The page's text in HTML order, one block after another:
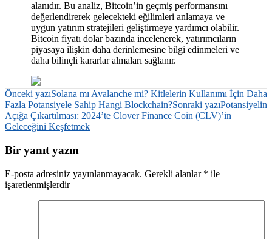
alanıdır. Bu analiz, Bitcoin’in geçmiş performansını
değerlendirerek gelecekteki eğilimleri anlamaya ve
uygun yatırım stratejileri geliştirmeye yardımcı olabilir.
Bitcoin fiyatı dolar bazında incelenerek, yatırımcıların
piyasaya ilişkin daha derinlemesine bilgi edinmeleri ve
daha bilinçli kararlar almaları sağlanır.
Yazı
dolaşımı
Önceki yazıSolana mı Avalanche mi? Kitlelerin Kullanımı İçin Daha
Fazla Potansiyele Sahip Hangi Blockchain?Sonraki yazıPotansiyelin
Açığa Çıkartılması: 2024’te Clover Finance Coin (CLV)’in
Geleceğini Keşfetmek
Bir yanıt yazın
E-posta adresiniz yayınlanmayacak. Gerekli alanlar * ile
işaretlenmişlerdir